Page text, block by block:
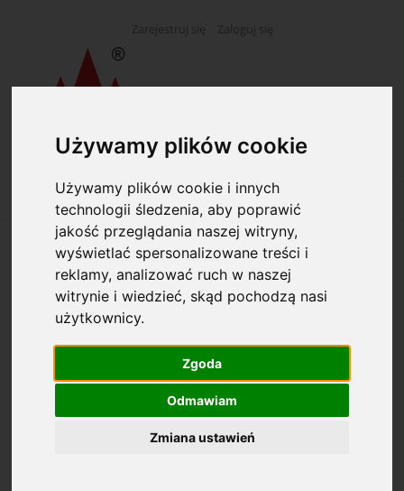
Używamy plików cookie
Używamy plików cookie i innych
technologii śledzenia, aby poprawić
jakość przeglądania naszej witryny,
wyświetlać spersonalizowane treści i
reklamy, analizować ruch w naszej
witrynie i wiedzieć, skąd pochodzą nasi
użytkownicy.
Zgoda
Odmawiam
Zmiana ustawień
Opcje przeglądania
Kategorie: Pracownie analityczne